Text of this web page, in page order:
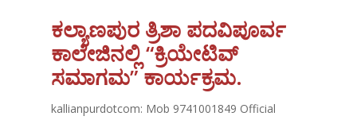
ಕಲ್ಯಾಣಪುರ ತ್ರಿಶಾ ಪದವಿಪೂರ್ವ
ಕಾಲೇಜಿನಲ್ಲಿ “ಕ್ರಿಯೇಟಿವ್
ಸಮಾಗಮ” ಕಾರ್ಯಕ್ರಮ.
kallianpurdotcom: Mob 9741001849 Official